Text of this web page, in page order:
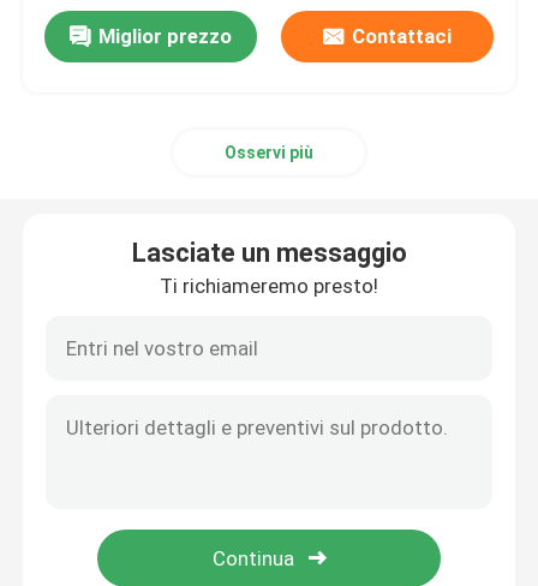
Miglior prezzo Contattaci
Osservi più
Lasciate un messaggio
Ti richiameremo presto!